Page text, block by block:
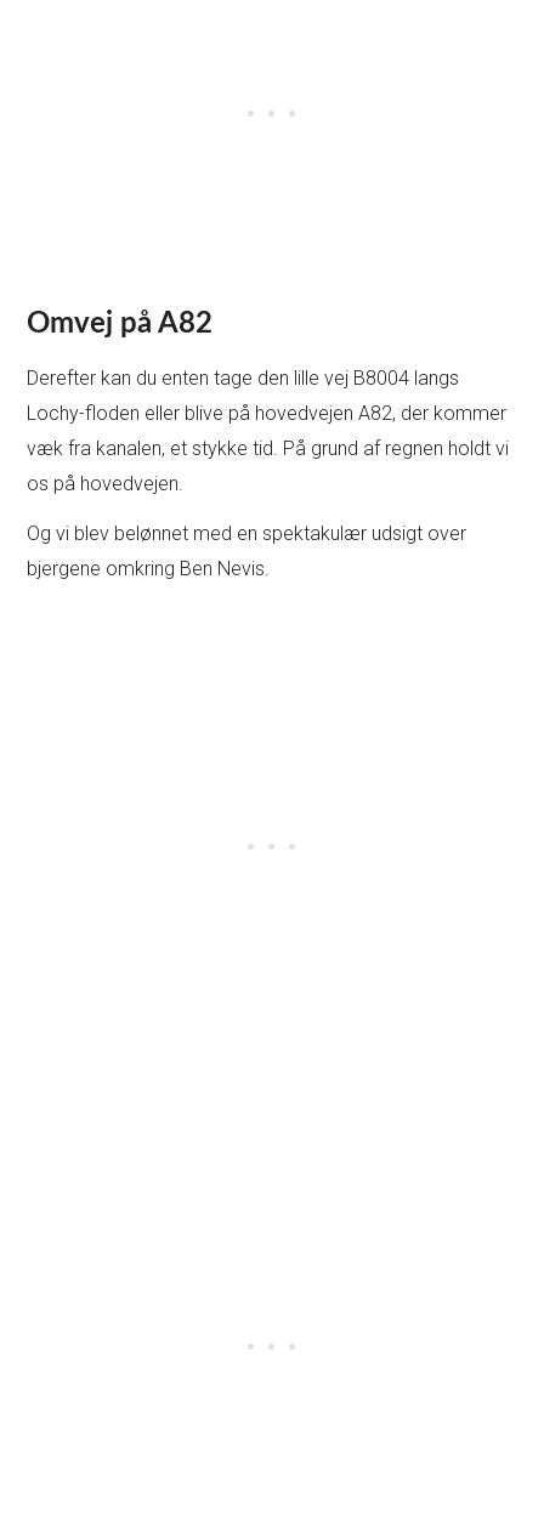
Omvej på A82
Derefter kan du enten tage den lille vej B8004 langs
Lochy-floden eller blive på hovedvejen A82, der kommer
væk fra kanalen, et stykke tid. På grund af regnen holdt vi
os på hovedvejen.
Og vi blev belønnet med en spektakulær udsigt over
bjergene omkring Ben Nevis.